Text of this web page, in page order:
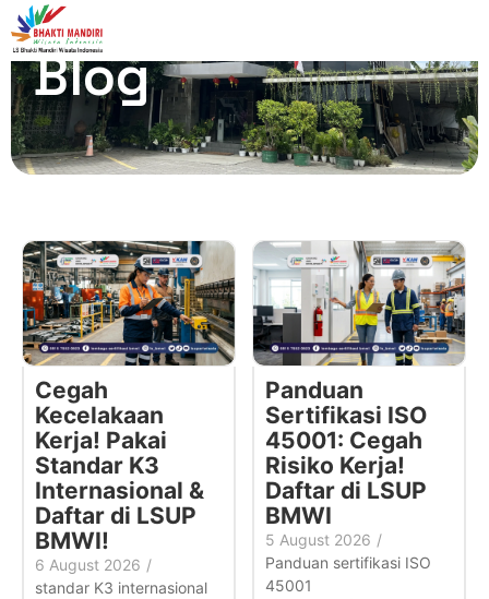
Blog
Cegah
Kecelakaan
Kerja! Pakai
Standar K3
Internasional &
Daftar di LSUP
BMWI!
6 August 2026 /
standar K3 internasional
Panduan
Sertifikasi ISO
45001: Cegah
Risiko Kerja!
Daftar di LSUP
BMWI
5 August 2026 /
Panduan sertifikasi ISO
45001